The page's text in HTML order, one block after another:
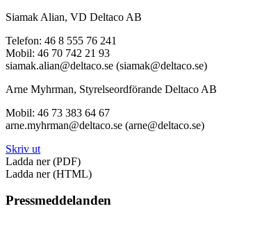
Siamak Alian, VD Deltaco AB
Telefon: 46 8 555 76 241
Mobil: 46 70 742 21 93
siamak.alian@deltaco.se (siamak@deltaco.se)
Arne Myhrman, Styrelseordförande Deltaco AB
Mobil: 46 73 383 64 67
arne.myhrman@deltaco.se (arne@deltaco.se)
Skriv ut
Ladda ner (PDF)
Ladda ner (HTML)
Pressmeddelanden